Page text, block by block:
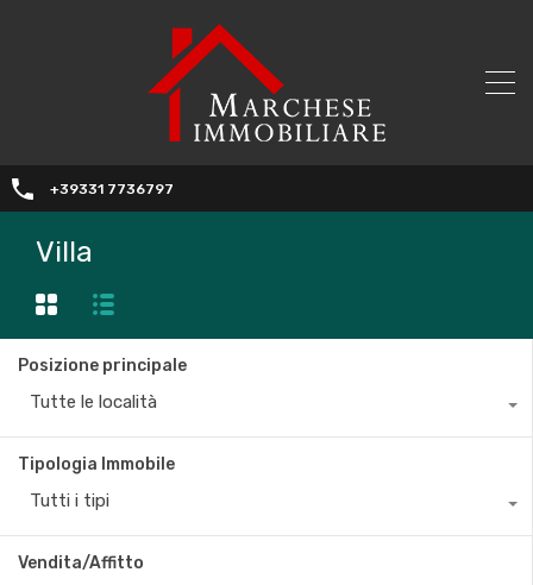
+39331 7736797
Villa
Posizione principale
Tutte le località
Tipologia Immobile
Tutti i tipi
Vendita/Affitto